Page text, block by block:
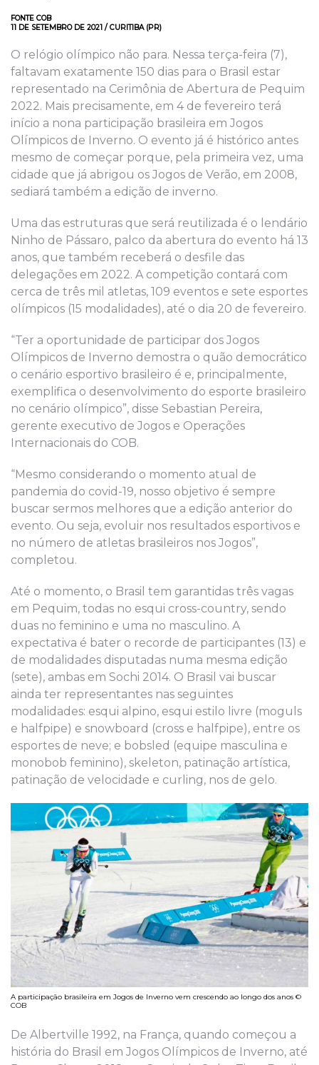
FONTE COB
11 DE SETEMBRO DE 2021 / CURITIBA (PR)
O relógio olímpico não para. Nessa terça-feira (7),
faltavam exatamente 150 dias para o Brasil estar
representado na Cerimônia de Abertura de Pequim
2022. Mais precisamente, em 4 de fevereiro terá
início a nona participação brasileira em Jogos
Olímpicos de Inverno. O evento já é histórico antes
mesmo de começar porque, pela primeira vez, uma
cidade que já abrigou os Jogos de Verão, em 2008,
sediará também a edição de inverno.
Uma das estruturas que será reutilizada é o lendário
Ninho de Pássaro, palco da abertura do evento há 13
anos, que também receberá o desfile das
delegações em 2022. A competição contará com
cerca de três mil atletas, 109 eventos e sete esportes
olímpicos (15 modalidades), até o dia 20 de fevereiro.
“Ter a oportunidade de participar dos Jogos
Olímpicos de Inverno demostra o quão democrático
o cenário esportivo brasileiro é e, principalmente,
exemplifica o desenvolvimento do esporte brasileiro
no cenário olímpico”, disse Sebastian Pereira,
gerente executivo de Jogos e Operações
Internacionais do COB.
“Mesmo considerando o momento atual de
pandemia do covid-19, nosso objetivo é sempre
buscar sermos melhores que a edição anterior do
evento. Ou seja, evoluir nos resultados esportivos e
no número de atletas brasileiros nos Jogos”,
completou.
Até o momento, o Brasil tem garantidas três vagas
em Pequim, todas no esqui cross-country, sendo
duas no feminino e uma no masculino. A
expectativa é bater o recorde de participantes (13) e
de modalidades disputadas numa mesma edição
(sete), ambas em Sochi 2014. O Brasil vai buscar
ainda ter representantes nas seguintes
modalidades: esqui alpino, esqui estilo livre (moguls
e halfpipe) e snowboard (cross e halfpipe), entre os
esportes de neve; e bobsled (equipe masculina e
monobob feminino), skeleton, patinação artística,
patinação de velocidade e curling, nos de gelo.
A participação brasileira em Jogos de Inverno vem crescendo ao longo dos anos ©
COB
De Albertville 1992, na França, quando começou a
história do Brasil em Jogos Olímpicos de Inverno, até